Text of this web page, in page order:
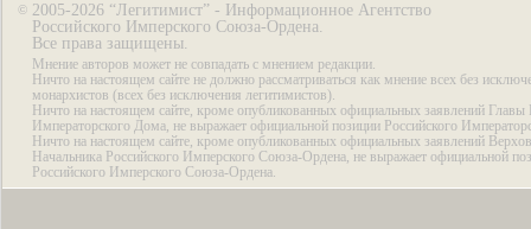
© 2005-2026 “Легитимист” - Информационное Агентство
Российского Имперского Союза-Ордена.
Все права защищены.
Мнение авторов может не совпадать с мнением редакции.
Ничто на настоящем сайте не должно рассматриваться как мнение всех без
монархистов (всех без исключения легитимистов).
Ничто на настоящем сайте, кроме опубликованных официальных заявлений Главы
Императорского Дома, не выражает официальной позиции Российского
Ничто на настоящем сайте, кроме опубликованных официальных заявлений
Начальника Российского Имперского Союза-Ордена, не выражает официальной
Российского Имперского Союза-Ордена.